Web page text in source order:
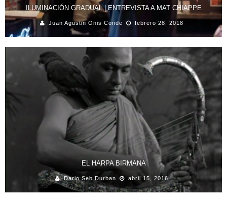
ILUMINACIÓN GRADUAL | ENTREVISTA A MAT CHIAPPE
Juan Agustin Onis Conde febrero 28, 2018
EL HARPA BIRMANA
Dario Seb Durban abril 15, 2016